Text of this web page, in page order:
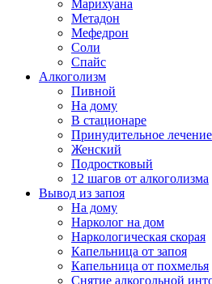
Марихуана
Метадон
Мефедрон
Соли
Спайс
Алкоголизм
Пивной
На дому
В стационаре
Принудительное лечение
Женский
Подростковый
12 шагов от алкоголизма
Вывод из запоя
На дому
Нарколог на дом
Наркологическая скорая
Капельница от запоя
Капельница от похмелья
Снятие алкогольной